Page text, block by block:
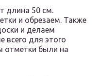
длина 50 см.
и обрезаем. Также
и делаем
всего для этого
отметки были на